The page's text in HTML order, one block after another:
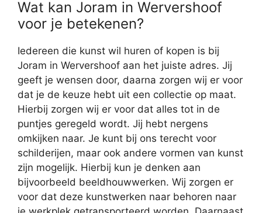
Wat kan Joram in Wervershoof
voor je betekenen?
Iedereen die kunst wil huren of kopen is bij
Joram in Wervershoof aan het juiste adres. Jij
geeft je wensen door, daarna zorgen wij er voor
dat je de keuze hebt uit een collectie op maat.
Hierbij zorgen wij er voor dat alles tot in de
puntjes geregeld wordt. Jij hebt nergens
omkijken naar. Je kunt bij ons terecht voor
schilderijen, maar ook andere vormen van kunst
zijn mogelijk. Hierbij kun je denken aan
bijvoorbeeld beeldhouwwerken. Wij zorgen er
voor dat deze kunstwerken naar behoren naar